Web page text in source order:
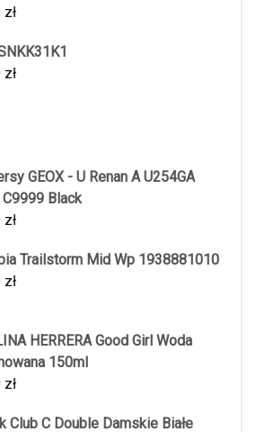
zł
zł
GEOX - U Renan A U254GA
Black
zł
Trailstorm Mid Wp 1938881010
zł
HERRERA Good Girl Woda
150ml
zł
Club C Double Damskie Białe